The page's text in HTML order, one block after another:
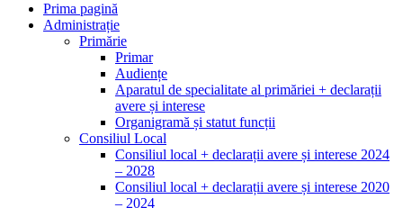
Prima pagină
Administrație
Primărie
Primar
Audiențe
Aparatul de specialitate al primăriei + declarații
avere și interese
Organigramă și statut funcții
Consiliul Local
Consiliul local + declarații avere și interese 2024
– 2028
Consiliul local + declarații avere și interese 2020
– 2024